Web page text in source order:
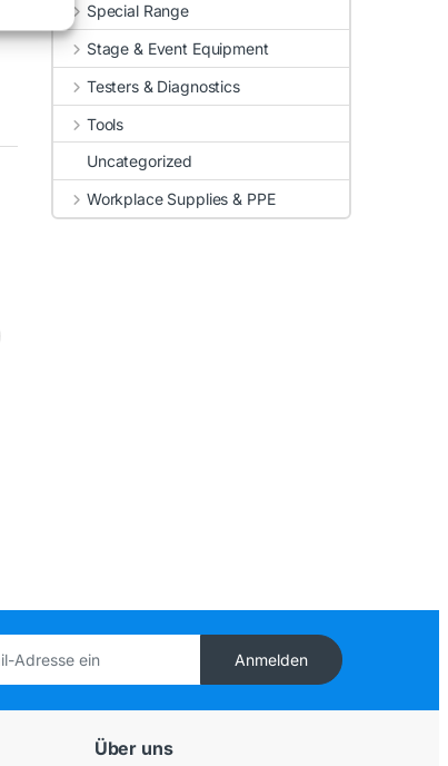
Special Range
Stage & Event Equipment
Testers & Diagnostics
Tools
Uncategorized
Workplace Supplies & PPE
Anmelden
Über uns